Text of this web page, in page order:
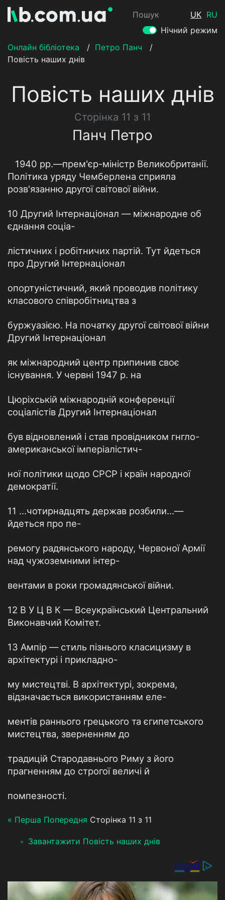
Пошук UK RU
Нічний режим
Онлайн бібліотека
/ Петро Панч
/
Повість наших днів
Повість наших днів
Сторінка 11 з 11
Панч Петро
1940 рр.—прем'єр-міністр Великобританії.
Політика уряду Чемберлена сприяла
розв'язанню другої світової війни.
10 Другий Інтернаціонал — міжнародне об
єднання соціа-
лістичних і робітничих партій. Тут йдеться
про Другий Інтернаціонал
опортуністичний, який проводив політику
класового співробітництва з
буржуазією. На початку другої світової війни
Другий Інтернаціонал
як міжнародний центр припинив своє
існування. У червні 1947 р. на
Цюріхській міжнародній конференції
соціалістів Другий Інтернаціонал
був відновлений і став провідником гнгло-
американської імперіалістич-
ної політики щодо СРСР і країн народної
демократії.
11 ...чотирнадцять держав розбили...—
йдеться про пе-
ремогу радянського народу, Червоної Армії
над чужоземними інтер-
вентами в роки громадянської війни.
12 В У Ц В К — Всеукраїнський Центральний
Виконавчий Комітет.
13 Ампір — стиль пізнього класицизму в
архітектурі і прикладно-
му мистецтві. В архітектурі, зокрема,
відзначається використанням еле-
ментів раннього грецького та єгипетського
мистецтва, зверненням до
традицій Стародавнього Риму з його
прагненням до строгої величі й
помпезності.
« Перша Попередня Сторінка 11 з 11
Завантажити Повість наших днів